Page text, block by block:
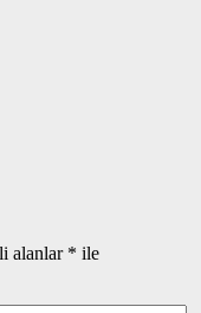
alanlar * ile